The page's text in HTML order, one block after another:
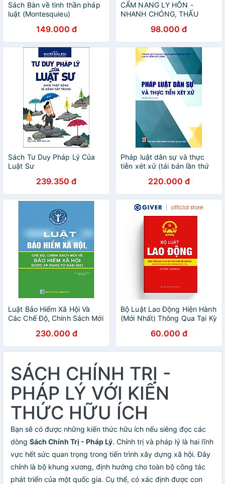
Sách Bàn về tinh thần pháp
luật (Montesquieu)
149.000 đ
CẨM NANG LY HÔN -
NHANH CHÓNG, THẤU
98.000 đ
Sách Tư Duy Pháp Lý Của
Luật Sư
239.350 đ
Pháp luật dân sự và thực
tiễn xét xử (tái bản lần thứ
220.000 đ
Luật Bảo Hiểm Xã Hội Và
Các Chế Độ, Chính Sách Mới
Dụng Từ Năm 2021
230.000 đ
Bộ Luật Lao Động Hiện Hành
(Mới Nhất) Thông Qua Tại Kỳ
60.000 đ
SÁCH CHÍNH TRỊ -
PHÁP LÝ VỚI KIẾN
THỨC HỮU ÍCH
Bạn sẽ có được những kiến thức hữu ích nếu siêng đọc các
dòng Sách Chính Trị - Pháp Lý. Chính trị và pháp lý là hai lĩnh
vực hết sức quan trọng trong tiến trình xây dựng xã hội. Đây
chính là bộ khung xương, định hướng cho toàn bộ công tác
phát triển của một quốc gia. Cụ thể, có xác định được con